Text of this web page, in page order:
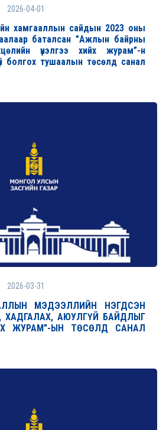
2026-04-01
хамгааллын сайдын 2023 оны
баталсан "Ажлын байрны
үнэлгээ хийх журам”-н
болгох тушаалын төсөлд санал
2026-03-31
МЭДЭЭЛЛИЙН НЭГДСЭН
ХАДГАЛАХ, АЮУЛГҮЙ БАЙДЛЫГ
ЖУРАМ”-ЫН ТӨСӨЛД САНАЛ